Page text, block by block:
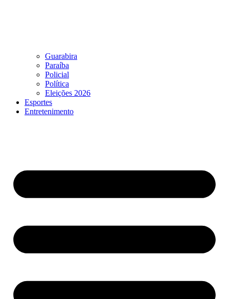
Guarabira
Paraíba
Policial
Política
Eleições 2026
Esportes
Entretenimento